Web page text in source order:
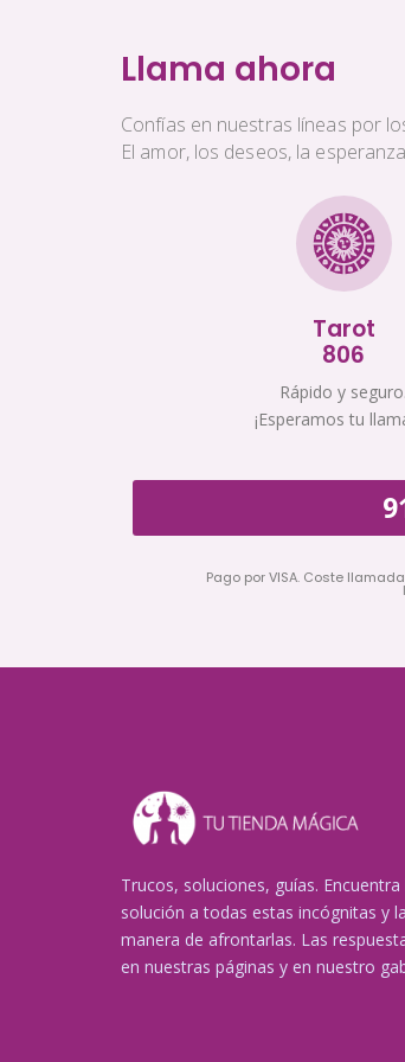
Llama ahora
Confías en nuestras líneas por
El amor, los deseos, la
Tarot
806
Rápido y seguro.
¡Esperamos tu
Pago por VISA. Coste
Trucos, soluciones, guías. Encuentra
solución a todas estas incógnitas y la
manera de afrontarlas. Las
en nuestras páginas y en nuestro